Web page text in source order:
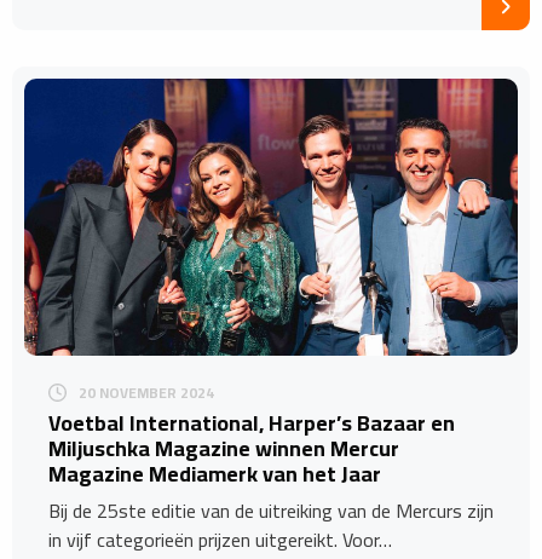
20 NOVEMBER 2024
Voetbal International, Harper’s Bazaar en
Miljuschka Magazine winnen Mercur
Magazine Mediamerk van het Jaar
Bij de 25ste editie van de uitreiking van de Mercurs zijn
in vijf categorieën prijzen uitgereikt. Voor…